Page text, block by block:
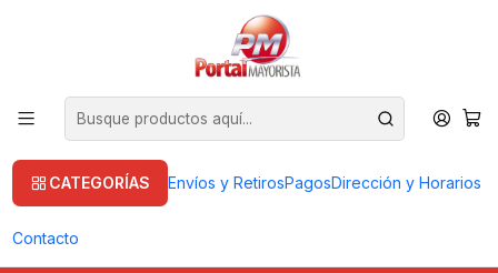
CATEGORÍAS Envíos y RetirosPagosDirección y Horarios
Contacto